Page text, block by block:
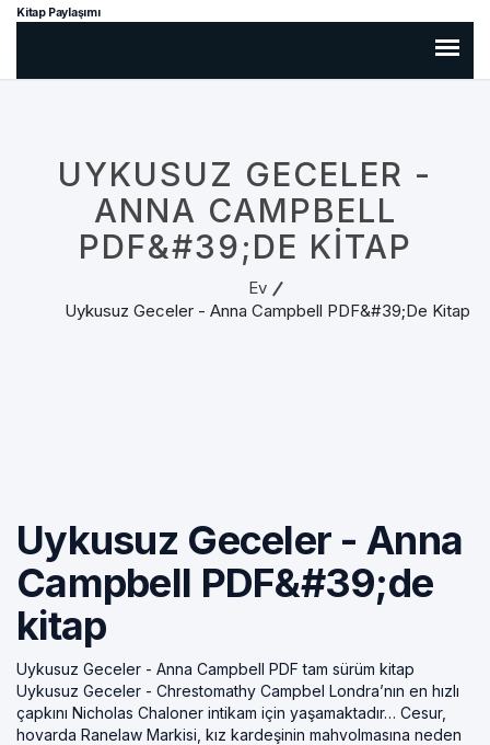
Kitap Paylaşımı
UYKUSUZ GECELER -
ANNA CAMPBELL
PDF&#39;DE KITAP
Ev
Uykusuz Geceler - Anna Campbell PDF&#39;de Kitap
Uykusuz Geceler - Anna
Campbell PDF&#39;de
kitap
Uykusuz Geceler - Anna Campbell PDF tam sürüm kitap
Uykusuz Geceler - Chrestomathy Campbel Londra’nın en hızlı
çapkını Nicholas Chaloner intikam için yaşamaktadır… Cesur,
hovarda Ranelaw Markisi, kız kardeşinin mahvolmasına neden